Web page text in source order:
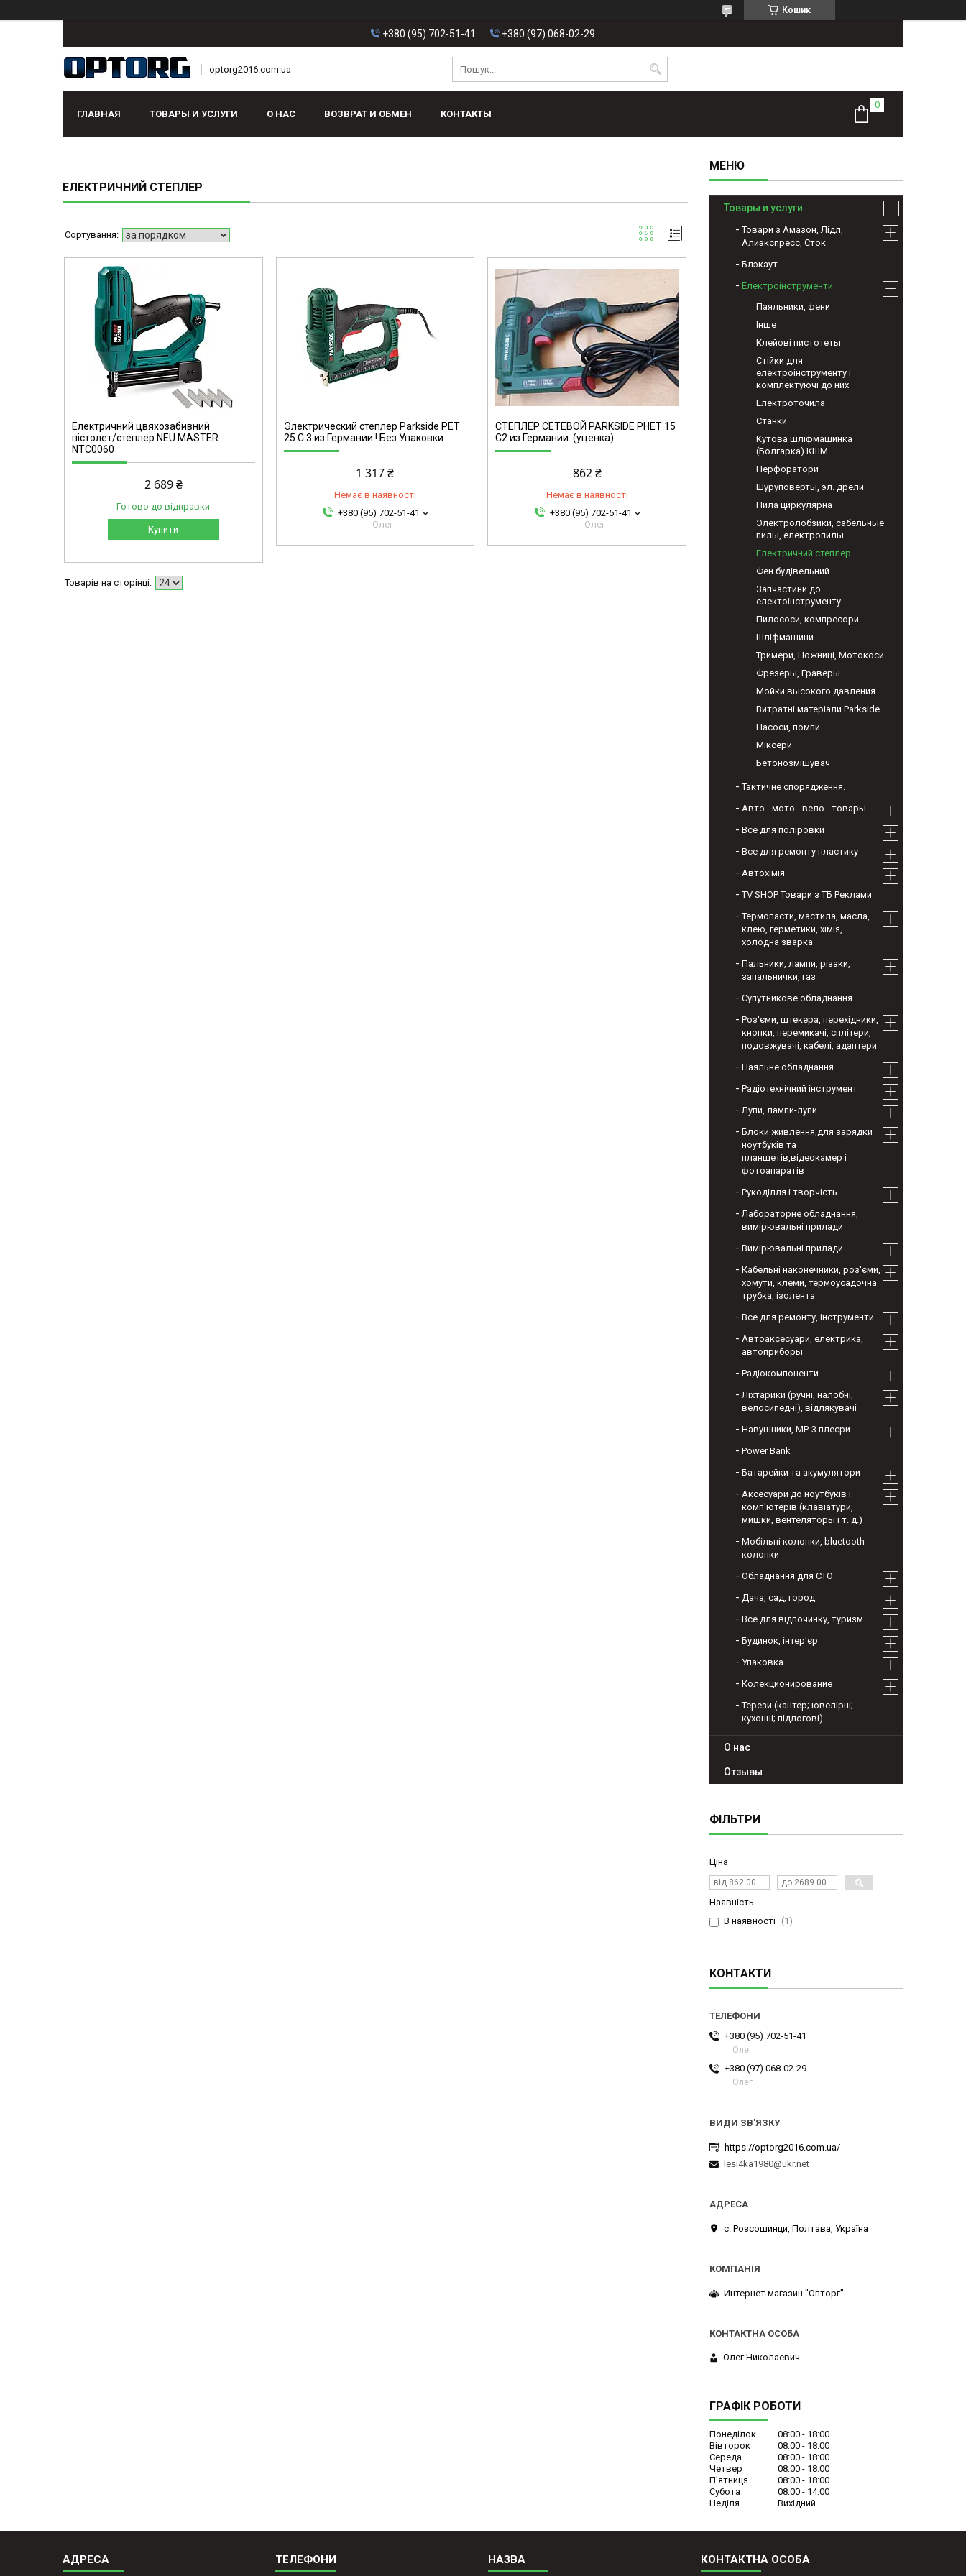
Кошик
+380 (95) 702-51-41 +380 (97) 068-02-29
optorg2016.com.ua
ГЛАВНАЯ ТОВАРЫ И УСЛУГИ О НАС ВОЗВРАТ И ОБМЕН КОНТАКТЫ
ЕЛЕКТРИЧНИЙ СТЕПЛЕР
Електричний цвяхозабивний
пістолет/степлер NEU MASTER
NTC0060
2 689 ₴
Готово до відправки
Купити
125/1550
Электрический степлер Parkside PET
25 C 3 из Германии ! Без Упаковки
1 317 ₴
Немає в наявності
+380 (95) 702-51-41
Олег
СТЕПЛЕР СЕТЕВОЙ PARKSIDE PНET 15
C2 из Германии. (уценка)
862 ₴
Немає в наявності
+380 (95) 702-51-41
Олег
Товары и услуги
Товари з Амазон, Лідл,
Алиэкспресс, Сток
Блэкаут
Електроінструменти
Паяльники, фени
Інше
Клейові пистотеты
Стійки для
електроінструменту і
комплектуючі до них
Електроточила
Станки
Кутова шліфмашинка
(Болгарка) КШМ
Перфоратори
Шуруповерты, эл. дрели
Пила циркулярна
Электролобзики, сабельные
пилы, електропилы
Електричний степлер
Фен будівельний
Запчастини до
електоінструменту
Пилососи, компресори
Шліфмашини
Тримери, Ножниці, Мотокоси
Фрезеры, Граверы
Мойки высокого давления
Витратні матеріали Parkside
Насоси, помпи
Міксери
Бетонозмішувач
Тактичне спорядження.
Авто.- мото.- вело.- товары
Все для поліровки
Все для ремонту пластику
Автохімія
TV SHOP Товари з ТБ Реклами
Термопасти, мастила, масла,
клею, герметики, хімія,
холодна зварка
Пальники, лампи, різаки,
запальнички, газ
Супутникове обладнання
Роз'єми, штекера, перехідники,
кнопки, перемикачі, сплітери,
подовжувачі, кабелі, адаптери
Паяльне обладнання
Радіотехнічний інструмент
Лупи, лампи-лупи
Блоки живлення,для зарядки
ноутбуків та
планшетів,відеокамер і
фотоапаратів
Рукоділля і творчість
Лабораторне обладнання,
вимірювальні прилади
Вимірювальні прилади
Кабельні наконечники, роз'єми,
хомути, клеми, термоусадочна
трубка, ізолента
Все для ремонту, інструменти
Автоаксесуари, електрика,
автоприборы
Радіокомпоненти
Ліхтарики (ручні, налобні,
велосипедні), відлякувачі
Навушники, МР-3 плеєри
Power Bank
Батарейки та акумулятори
Аксесуари до ноутбуків і
комп'ютерів (клавіатури,
мишки, вентеляторы і т. д.)
Мобільні колонки, bluetooth
колонки
Обладнання для СТО
Дача, сад, город
Все для відпочинку, туризм
Будинок, інтер'єр
Упаковка
Колекционирование
Терези (кантер; ювелірні;
кухонні; підлогові)
О нас
Отзывы
ФІЛЬТРИ
Ціна
Наявність
В наявності
1
КОНТАКТИ
+380 (95) 702-51-41
Олег
+380 (97) 068-02-29
Олег
https://optorg2016.com.ua/
lesi4ka1980@ukr.net
с. Розсошинци, Полтава, Україна
Интернет магазин ''Опторг''
Олег Николаевич
ГРАФІК РОБОТИ
Понеділок 08:00
18:00
Вівторок
08:00
18:00
Середа
08:00
18:00
Четвер
08:00
18:00
Пʼятниця
08:00
18:00
Субота
08:00
14:00
Неділя
Вихідний